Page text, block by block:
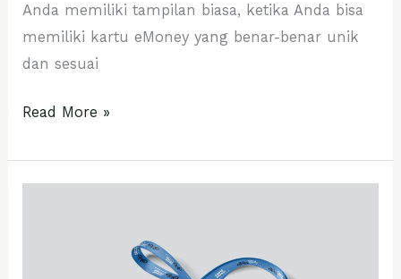
Anda memiliki tampilan biasa, ketika Anda bisa
memiliki kartu eMoney yang benar-benar unik
dan sesuai
Read More »